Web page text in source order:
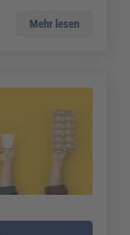
Mehr lesen